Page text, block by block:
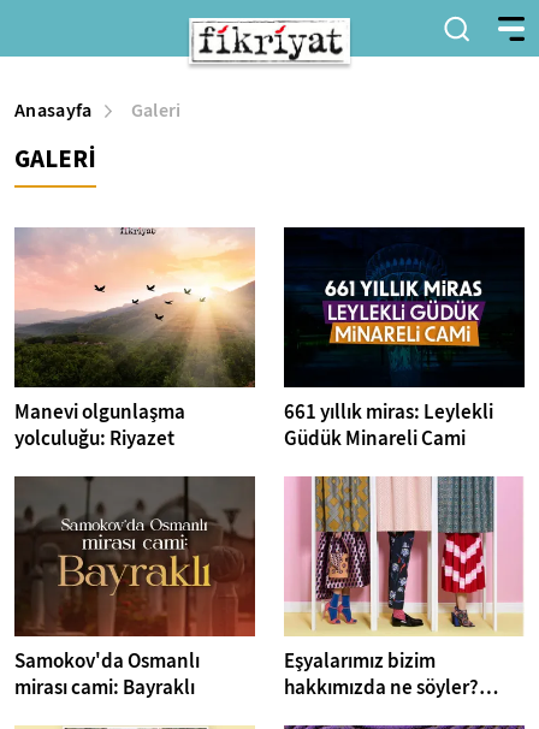
Anasayfa Galeri
GALERİ
Manevi olgunlaşma
yolculuğu: Riyazet
661 yıllık miras: Leylekli
Güdük Minareli Cami
Samokov'da Osmanlı
mirası cami: Bayraklı
Eşyalarımız bizim
hakkımızda ne söyler?